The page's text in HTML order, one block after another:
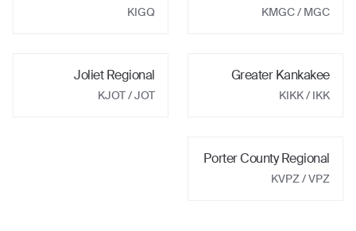
KMGC/ MGC
KIGQ
Greater Kankakee
KIKK/ IKK
Joliet Regional
KJOT/ JOT
Porter County Regional
KVPZ/ VPZ